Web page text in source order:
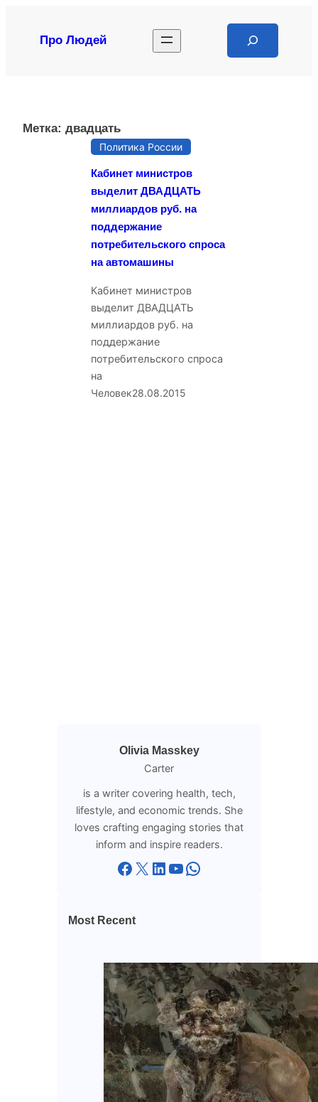
содержимому
Про Людей
Метка: двадцать
Политика России
Кабинет министров
выделит ДВАДЦАТЬ
миллиардов руб. на
поддержание
потребительского спроса
на автомашины
Кабинет министров
выделит ДВАДЦАТЬ
миллиардов руб. на
поддержание
потребительского спроса
на
Человек28.08.2015
Olivia Masskey
Carter
is a writer covering health, tech,
lifestyle, and economic trends. She
loves crafting engaging stories that
inform and inspire readers.
Facebook X LinkedIn YouTube WhatsApp
Most Recent